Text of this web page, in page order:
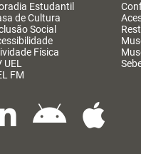
Estudantil
de Cultura
Social
Física
UEL
FM